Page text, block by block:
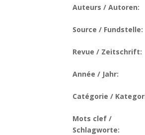
Auteurs / Autoren:
Source / Fundstelle:
Revue / Zeitschrift:
Année / Jahr:
Catégorie /
Mots clef /
Schlagworte: